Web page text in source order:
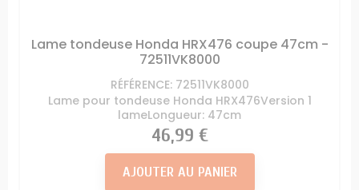
Lame tondeuse Honda HRX476 coupe 47cm -
72511VK8000
RÉFÉRENCE: 72511VK8000
Lame pour tondeuse Honda HRX476Version 1
lameLongueur: 47cm
Prix
46,99 €
AJOUTER AU PANIER